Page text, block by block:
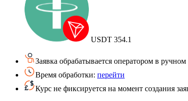
USDT 354.1
Заявка обрабатывается оператором в
Время обработки: перейти
Курс не фиксируется на момент создания